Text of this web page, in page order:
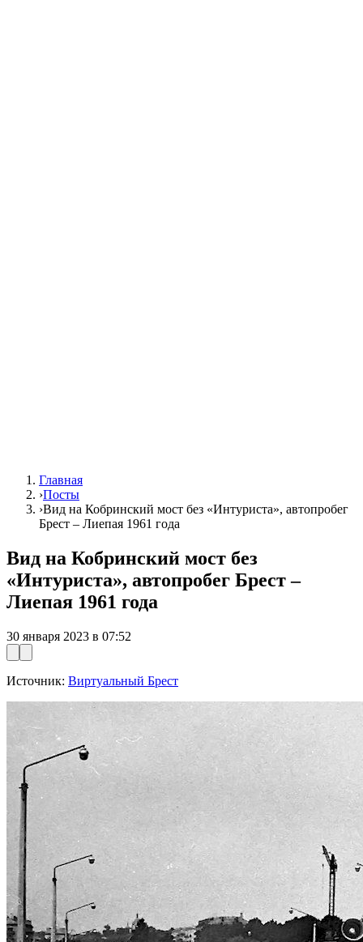
Главная
›Посты
›Вид на Кобринский мост без «Интуриста», автопробег
Брест – Лиепая 1961 года
Вид на Кобринский мост без
«Интуриста», автопробег Брест –
Лиепая 1961 года
30 января 2023 в 07:52
Источник: Виртуальный Брест